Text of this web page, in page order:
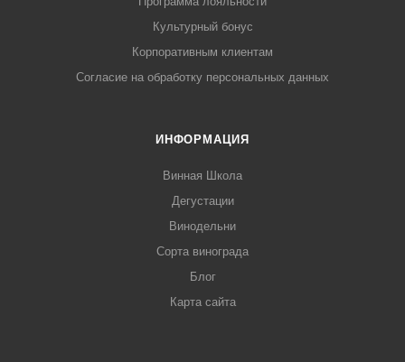
Культурный бонус
Корпоративным клиентам
Согласие на обработку персональных данных
ИНФОРМАЦИЯ
Винная Школа
Дегустации
Винодельни
Сорта винограда
Блог
Карта сайта